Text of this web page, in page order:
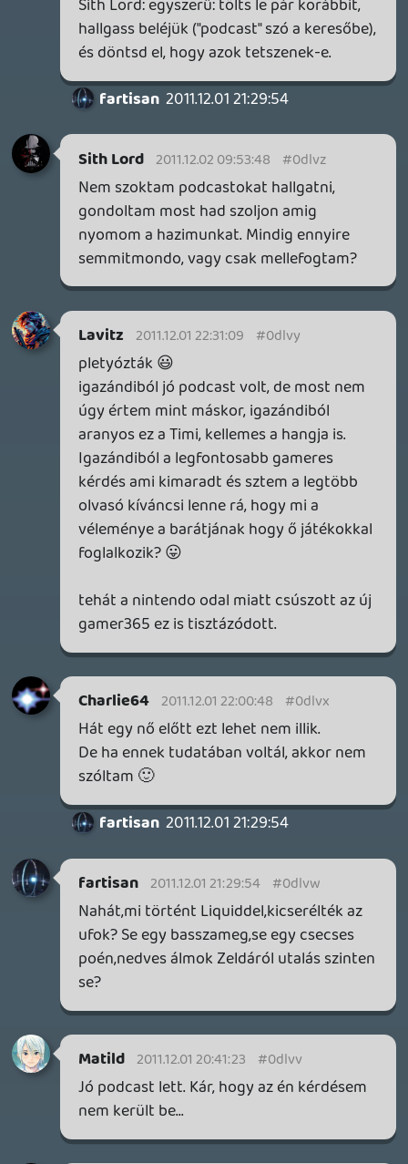
82perc, ez igen! 🙂 intro zene elég
szétcsuszott! épp most hallgatom, de ezt
muszály volt megosztanom! 🙂
Insect
Azért látszik az itthoni fordított hozzáállás
a vásárlókhoz, számomra nem igazán
világos, hogy amíg más országokban a
szolgáltatók, gyártók versenyeznek a
vevőért, nálunk a fogyasztóknak kell
kinyalni a cégek seggét hogy hajlandóak
legyenek szolgáltatni, eladni bármilyen
terméket. A magyar feliratról meg +1
nesmannak.
nesman 2011.12.01 11:09:14 #0dlvl
Direkt külön szeretnék hozzászólni
magához a podcasthoz. Jó volt hallani
"külsős" hangot. Rendszeresebben is el
tudnám viselni. Köszönöm.
2011.12.01 11:04:49#0dlvk
Akkor most megvilágítanék egy másfajta
igényt a játékfeliratokkal/szinkronnal
kapcsolatban. Egyszerűen arról van szó,
hogy jobban magunkénak tudnánk érezni
az adott Nintendos platformot (nemcsak a
játékot) ha legalább a neves exkluzív
nyelvünkön is. Én is....ki tudja mióta
játszom angolul, de mégis
megbecsültebbnek érezném magam ha a
saját anyanyelvemen szólna hozzám az
az anyanyelvemet! Itt nem arról van szó,
hogy magyarul szeretném olvasni, hogy
"Nyomd meg az A gombot". Arról sincsen
szó, hogy hülyének érezném magam, mert
magyar felírat van benne, és arról meg
főleg nem, hogy muszáj a mai világban
angolul beszélni. Csak a beszólások
elkerülése miatt írom le ezeket. Nem is
reagálok az ilyen jellegű hsz.-re.
a melegség a szívemből ami jelen van a
Fable 2 játszása közben, és nincsen meg A
Zelda közben. Ez már régóta beszédtéma a
környezetemben, azt hiszem a wiigadóban
még nem volt szó róla. És bizony mindenki
ezen, vagy nagyon hasonló véleményen
van. Azoknak is akik nem ilyen gyenge
Az pedig ugye nem igazán érdekel minket
felhasználókat/játékosokat, hogy mikor,
miképpen, és mennyiért kerül bele valami
az adott játékba. Főleg akkor nem ha
látunk példát, és jól kivitelezett példát is az
ellenkezőjére. Mi a pénztárcánkkal
"szavazunk". Ezért is van, hogy minden
multiplatform címet a másik konzolra
Információk Oké, értem és elfogadom!